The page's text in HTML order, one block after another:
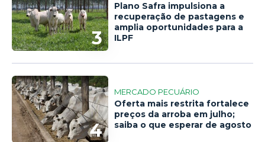
3
Plano Safra impulsiona a
recuperação de pastagens e
amplia oportunidades para a
ILPF
4
MERCADO PECUÁRIO
Oferta mais restrita fortalece
preços da arroba em julho;
saiba o que esperar de agosto